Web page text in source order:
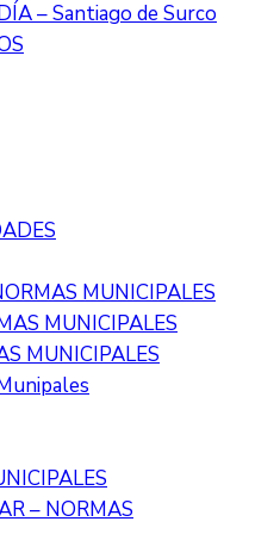
– Santiago de Surco
MUNICIPALES
MUNICIPALES
MUNICIPALES
– NORMAS